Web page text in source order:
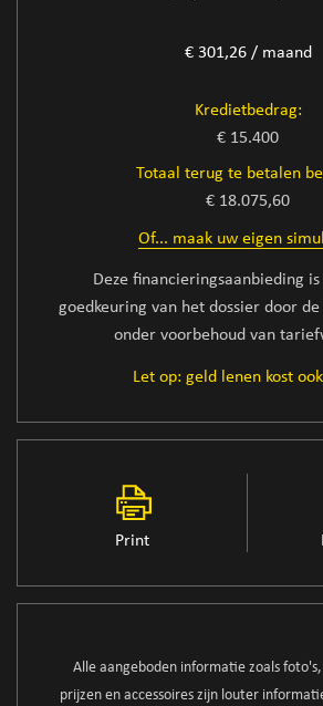
€ 301,26 / maand
Kredietbedrag:
€ 15.400
Totaal terug te betalen
€ 18.075,60
Of... maak uw eigen
Deze financieringsaanbieding
goedkeuring van het dossier door
onder voorbehoud van
Let op: geld lenen kost
Print
Alle aangeboden informatie zoals
prijzen en accessoires zijn louter